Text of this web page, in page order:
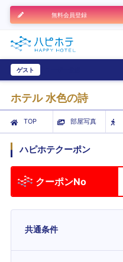
無料会員登録
ゲスト
ホテル 水色の詩
TOP 部屋写真
ハピホテクーポン
クーポンNo
共通条件